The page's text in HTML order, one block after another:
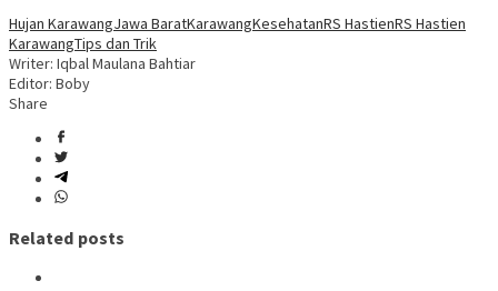
Hujan KarawangJawa BaratKarawangKesehatanRS HastienRS Hastien
KarawangTips dan Trik
Writer: Iqbal Maulana Bahtiar
Editor: Boby
Share
Related posts